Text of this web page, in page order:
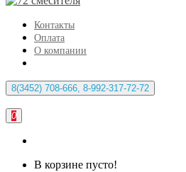
Контакты
Оплата
О компании
8(3452) 708-666, 8-992-317-72-72
0
В корзине пусто!